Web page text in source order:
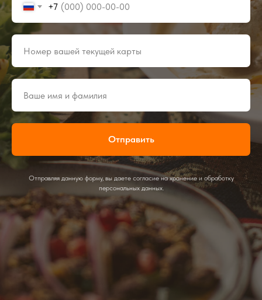
+7
Отправить
Отправляя данную форму, вы даете согласие на хранение и обработку
персональных данных.